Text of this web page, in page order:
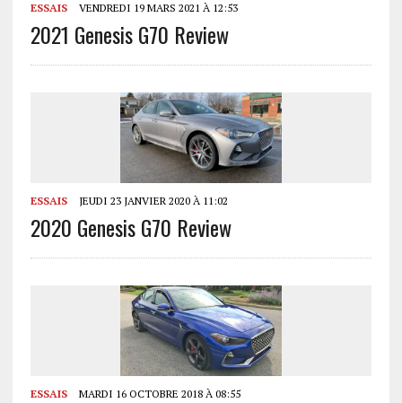
ESSAIS VENDREDI 19 MARS 2021 À 12:53
2021 Genesis G70 Review
ESSAIS JEUDI 23 JANVIER 2020 À 11:02
2020 Genesis G70 Review
ESSAIS MARDI 16 OCTOBRE 2018 À 08:55